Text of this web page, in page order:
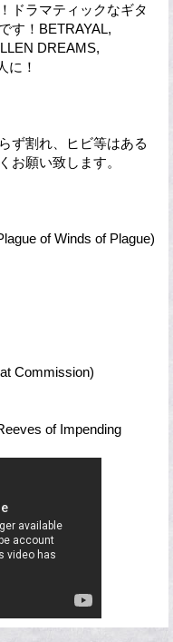
ドラマティックなギタ
す！BETRAYAL,
DREAMS,
に！
ず割れ、ヒビ等はある
お願い致します。
of Winds of Plague)
Commission)
of Impending